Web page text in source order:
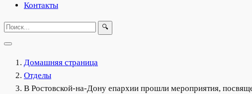
Контакты
🔍
Домашняя страница
Отделы
В Ростовской-на-Дону епархии прошли мероприятия,